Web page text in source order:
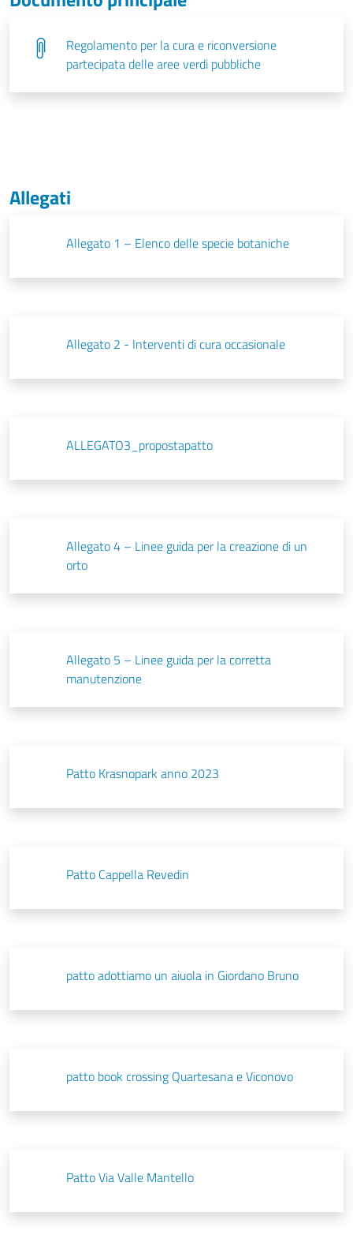
Regolamento per la cura e riconversione
partecipata delle aree verdi pubbliche
Allegati
Allegato 1 – Elenco delle specie botaniche
Allegato 2 - Interventi di cura occasionale
ALLEGATO3_propostapatto
Allegato 4 – Linee guida per la creazione di un
orto
Allegato 5 – Linee guida per la corretta
manutenzione
Patto Krasnopark anno 2023
Patto Cappella Revedin
patto adottiamo un aiuola in Giordano Bruno
patto book crossing Quartesana e Viconovo
Patto Via Valle Mantello